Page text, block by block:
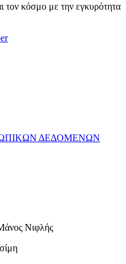
τον κόσμο με την εγκυρότητα
ΔΕΔΟΜΕΝΩΝ
Νιφλής